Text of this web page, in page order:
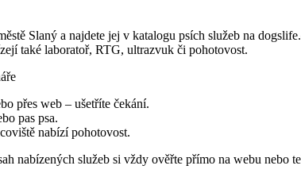
Slaný a najdete jej v katalogu psích služeb na
také laboratoř, RTG, ultrazvuk či pohotovost.
přes web – ušetříte čekání.
pas psa.
nabízí pohotovost.
nabízených služeb si vždy ověřte přímo na webu nebo